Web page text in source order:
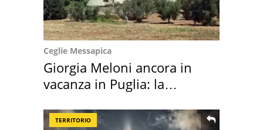
Ceglie Messapica
Giorgia Meloni ancora in
vacanza in Puglia: la
TERRITORIO